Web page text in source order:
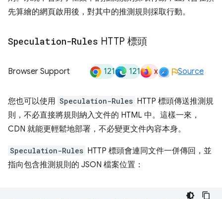
先算繪的網頁啟用後，對其中的推測規則採取行動。
Speculation-Rules HTTP 標頭
Browser Support 121 121 x Source
您也可以使用 Speculation-Rules HTTP 標頭傳送推測規
則，不必直接將規則納入文件的 HTML 中。這樣一來，
CDN 就能更輕鬆地部署，不必變更文件內容本身。
Speculation-Rules HTTP 標頭會連同文件一併傳回，並
指向包含推測規則的 JSON 檔案位置：